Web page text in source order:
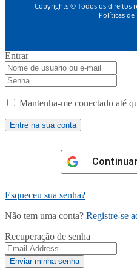
Copyrights © Todos os direitos
Políticas de
Entrar
Mantenha-me conectado até
Esqueceu sua senha?
Não tem uma conta? Registre-se
Recuperação de senha